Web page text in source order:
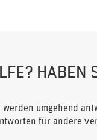
HABEN
umgehend
für andere